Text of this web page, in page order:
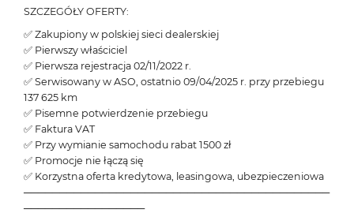
SZCZEGÓŁY OFERTY:
✅ Zakupiony w polskiej sieci dealerskiej
✅ Pierwszy właściciel
✅ Pierwsza rejestracja 02/11/2022 r.
✅ Serwisowany w ASO, ostatnio 09/04/2025 r. przy przebiegu
137 625 km
✅ Pisemne potwierdzenie przebiegu
✅ Faktura VAT
✅ Przy wymianie samochodu rabat 1500 zł
✅ Promocje nie łączą się
✅ Korzystna oferta kredytowa, leasingowa, ubezpieczeniowa
───────────────────────────────────────────
─────────────────